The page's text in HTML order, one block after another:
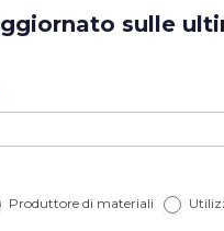
sulle
Produttore di materiali